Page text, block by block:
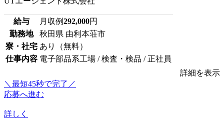
給与 月収例292,000円
勤務地
秋田県 由利本荘市
寮・社宅 あり（無料）
仕事内容 電子部品系工場 / 検査・検品 / 正社員
詳細を表示
＼最短45秒で完了／
応募へ進む
詳しく